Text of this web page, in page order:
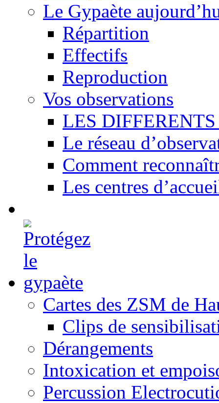
Le Gypaète
Répartition
Effectifs
Reproduction
Vos observations
LES
Le réseau
Comment
Les centres
Cartes des ZSM de
Clips de
Dérangements
Intoxication et
Percussion